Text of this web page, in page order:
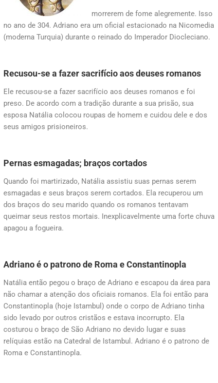
morrerem de fome alegremente. Isso
no ano de 304. Adriano era um oficial estacionado na Nicomedia
(moderna Turquia) durante o reinado do Imperador Diocleciano.
Recusou-se a fazer sacrifício aos deuses romanos
Ele recusou-se a fazer sacrifício aos deuses romanos e foi
preso. De acordo com a tradição durante a sua prisão, sua
esposa Natália colocou roupas de homem e cuidou dele e dos
seus amigos prisioneiros.
Pernas esmagadas; braços cortados
Quando foi martirizado, Natália assistiu suas pernas serem
esmagadas e seus braços serem cortados. Ela recuperou um
dos braços do seu marido quando os romanos tentavam
queimar seus restos mortais. Inexplicavelmente uma forte chuva
apagou a fogueira.
Adriano é o patrono de Roma e Constantinopla
Natália então pegou o braço de Adriano e escapou da área para
não chamar a atenção dos oficiais romanos. Ela foi então para
Constantinopla (hoje Istambul) onde o corpo de Adriano tinha
sido levado por outros cristãos e estava incorrupto. Ela
costurou o braço de São Adriano no devido lugar e suas
relíquias estão na Catedral de Istambul. Adriano é o patrono de
Roma e Constantinopla.